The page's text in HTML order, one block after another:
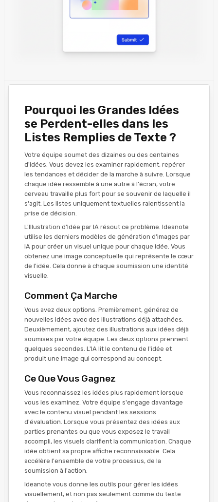
Pourquoi les Grandes Idées
se Perdent-elles dans les
Listes Remplies de Texte ?
Votre équipe soumet des dizaines ou des centaines
d'idées. Vous devez les examiner rapidement, repérer
les tendances et décider de la marche à suivre. Lorsque
chaque idée ressemble à une autre à l'écran, votre
cerveau travaille plus fort pour se souvenir de laquelle il
s'agit. Les listes uniquement textuelles ralentissent la
prise de décision.
L'Illustration d'Idée par IA résout ce problème. Ideanote
utilise les derniers modèles de génération d'images par
IA pour créer un visuel unique pour chaque idée. Vous
obtenez une image conceptuelle qui représente le cœur
de l'idée. Cela donne à chaque soumission une identité
visuelle.
Comment Ça Marche
Vous avez deux options. Premièrement, générez de
nouvelles idées avec des illustrations déjà attachées.
Deuxièmement, ajoutez des illustrations aux idées déjà
soumises par votre équipe. Les deux options prennent
quelques secondes. L'IA lit le contenu de l'idée et
produit une image qui correspond au concept.
Ce Que Vous Gagnez
Vous reconnaissez les idées plus rapidement lorsque
vous les examinez. Votre équipe s'engage davantage
avec le contenu visuel pendant les sessions
d'évaluation. Lorsque vous présentez des idées aux
parties prenantes ou que vous exposez le travail
accompli, les visuels clarifient la communication. Chaque
idée obtient sa propre affiche reconnaissable. Cela
accélère l'ensemble de votre processus, de la
soumission à l'action.
Ideanote vous donne les outils pour gérer les idées
visuellement, et non pas seulement comme du texte